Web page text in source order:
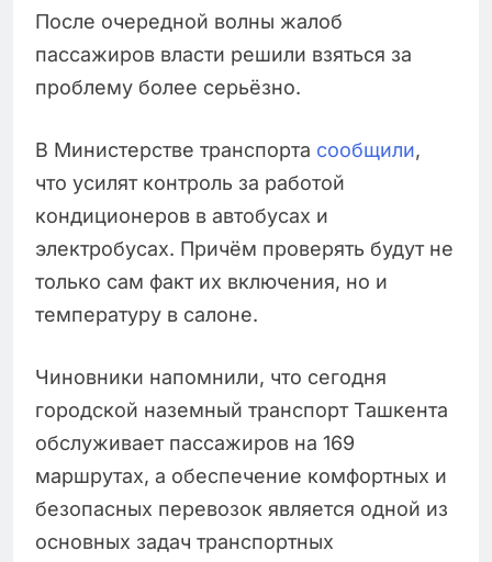
После очередной волны жалоб
пассажиров власти решили взяться за
проблему более серьёзно.
В Министерстве транспорта сообщили,
что усилят контроль за работой
кондиционеров в автобусах и
электробусах. Причём проверять будут не
только сам факт их включения, но и
температуру в салоне.
Чиновники напомнили, что сегодня
городской наземный транспорт Ташкента
обслуживает пассажиров на 169
маршрутах, а обеспечение комфортных и
безопасных перевозок является одной из
основных задач транспортных